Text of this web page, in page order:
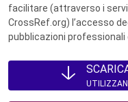
facilitare (attraverso i
CrossRef.org) l’accesso
pubblicazioni professionali